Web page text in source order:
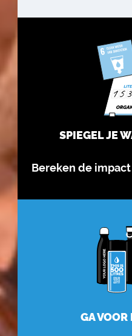
SPIEGEL JE
Bereken de
GA